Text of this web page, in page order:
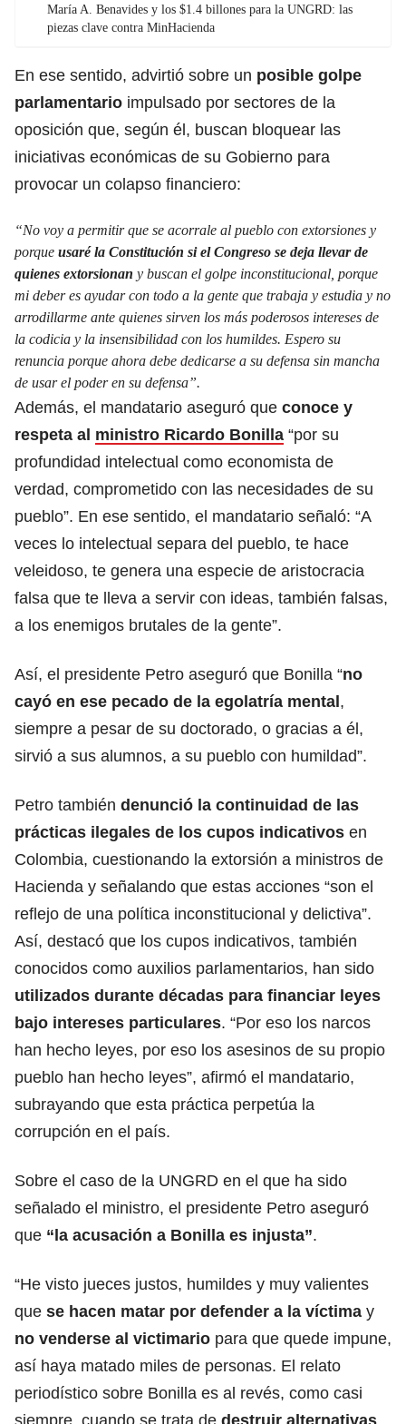
María A. Benavides y los $1.4 billones para la UNGRD: las
piezas clave contra MinHacienda
En ese sentido, advirtió sobre un posible golpe
parlamentario impulsado por sectores de la
oposición que, según él, buscan bloquear las
iniciativas económicas de su Gobierno para
provocar un colapso financiero:
“No voy a permitir que se acorrale al pueblo con extorsiones y
porque usaré la Constitución si el Congreso se deja llevar de
quienes extorsionan y buscan el golpe inconstitucional, porque
mi deber es ayudar con todo a la gente que trabaja y estudia y no
arrodillarme ante quienes sirven los más poderosos intereses de
la codicia y la insensibilidad con los humildes. Espero su
renuncia porque ahora debe dedicarse a su defensa sin mancha
de usar el poder en su defensa”.
Además, el mandatario aseguró que conoce y
respeta al ministro Ricardo Bonilla “por su
profundidad intelectual como economista de
verdad, comprometido con las necesidades de su
pueblo”. En ese sentido, el mandatario señaló: “A
veces lo intelectual separa del pueblo, te hace
veleidoso, te genera una especie de aristocracia
falsa que te lleva a servir con ideas, también falsas,
a los enemigos brutales de la gente”.
Así, el presidente Petro aseguró que Bonilla “no
cayó en ese pecado de la egolatría mental,
siempre a pesar de su doctorado, o gracias a él,
sirvió a sus alumnos, a su pueblo con humildad”.
Petro también denunció la continuidad de las
prácticas ilegales de los cupos indicativos en
Colombia, cuestionando la extorsión a ministros de
Hacienda y señalando que estas acciones “son el
reflejo de una política inconstitucional y delictiva”.
Así, destacó que los cupos indicativos, también
conocidos como auxilios parlamentarios, han sido
utilizados durante décadas para financiar leyes
bajo intereses particulares. “Por eso los narcos
han hecho leyes, por eso los asesinos de su propio
pueblo han hecho leyes”, afirmó el mandatario,
subrayando que esta práctica perpetúa la
corrupción en el país.
Sobre el caso de la UNGRD en el que ha sido
señalado el ministro, el presidente Petro aseguró
que “la acusación a Bonilla es injusta”.
“He visto jueces justos, humildes y muy valientes
que se hacen matar por defender a la víctima y
no venderse al victimario para que quede impune,
así haya matado miles de personas. El relato
periodístico sobre Bonilla es al revés, como casi
siempre, cuando se trata de destruir alternativas